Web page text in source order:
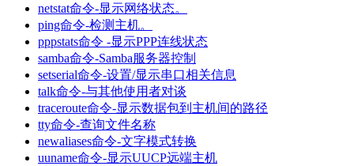
netstat命令-显示网络状态。
ping命令-检测主机。
pppstats命令 -显示PPP连线状态
samba命令-Samba服务器控制
setserial命令-设置/显示串口相关信息
talk命令-与其他使用者对谈
traceroute命令-显示数据包到主机间的路径
tty命令-查询文件名称
newaliases命令-文字模式转换
uuname命令-显示UUCP远端主机